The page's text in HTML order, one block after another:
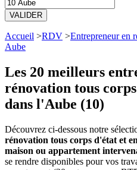
VALIDER
Accueil >RDV >Entrepreneur en
Aube
Les 20 meilleurs
rénovation tous
dans l'Aube (10)
Découvrez ci-dessous notre
rénovation tous corps d'état et
maison ou appartement
se rendre disponibles pour vos